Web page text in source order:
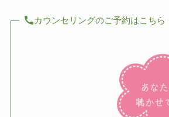
カウンセリングのご予約はこちら